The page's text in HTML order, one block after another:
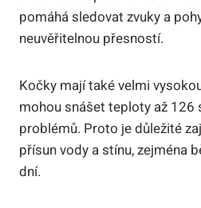
pomáhá sledovat zvuky a
neuvěřitelnou přesností.
Kočky mají také velmi
mohou snášet teploty až 126
problémů. Proto je důležité
přísun vody a stínu, zejména
dní.